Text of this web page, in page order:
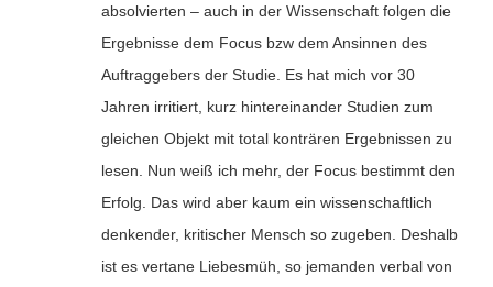
absolvierten – auch in der Wissenschaft folgen die
Ergebnisse dem Focus bzw dem Ansinnen des
Auftraggebers der Studie. Es hat mich vor 30
Jahren irritiert, kurz hintereinander Studien zum
gleichen Objekt mit total konträren Ergebnissen zu
lesen. Nun weiß ich mehr, der Focus bestimmt den
Erfolg. Das wird aber kaum ein wissenschaftlich
denkender, kritischer Mensch so zugeben. Deshalb
ist es vertane Liebesmüh, so jemanden verbal von